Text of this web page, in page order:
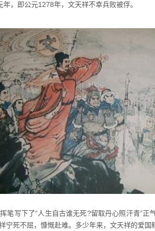
，即公元1278年，文天祥不幸兵败被俘。
笔写下了“人生自古谁无死?留取丹心照汗青”正
宁死不屈，慷慨赴难。多少年来，文天祥的爱国